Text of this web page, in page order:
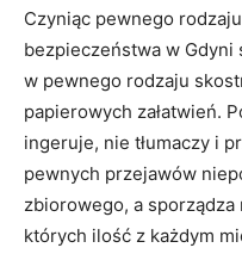
Czyniąc pewnego
bezpieczeństwa w Gdyni
w pewnego rodzaju
papierowych załatwień.
ingeruje, nie tłumaczy i
pewnych przejawów
zbiorowego, a
których ilość z każdym